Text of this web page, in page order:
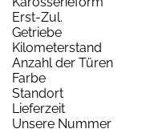
Erst-Zul.
Getriebe
Kilometerstand
Anzahl der Türen
Farbe
Standort
Lieferzeit
Unsere Nummer